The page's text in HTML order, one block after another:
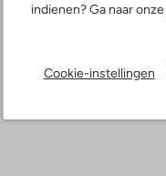
indienen? Ga naar onze
Cookie-instellingen